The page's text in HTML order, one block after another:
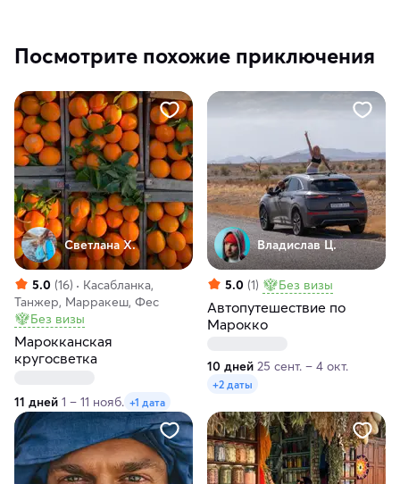
Посмотрите похожие приключения
Светлана Х.
5.0 (16)
Касабланка,
Танжер, Марракеш, Фес
Без визы
Марокканская
кругосветка
11 дней 1 – 11 нояб. +1 дата
Владислав Ц.
5.0 (1) Без визы
Автопутешествие по
Марокко
10 дней 25 сент. – 4 окт.
+2 даты